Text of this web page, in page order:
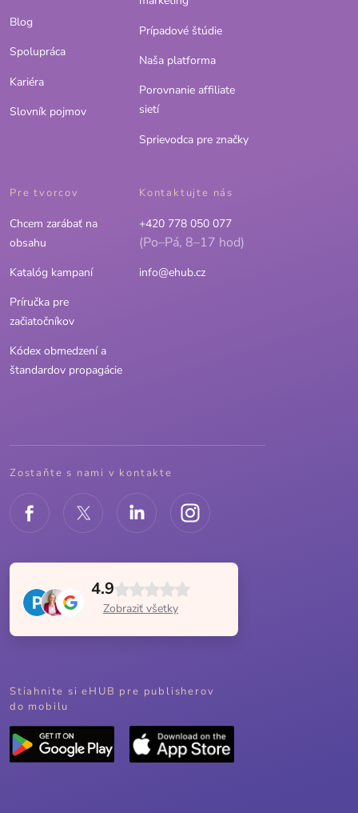
Blog
Spolupráca
Kariéra
Slovník pojmov
Prípadové štúdie
Naša platforma
Porovnanie affiliate
sietí
Sprievodca pre značky
Pre tvorcov
Chcem zarábať na
obsahu
Katalóg kampaní
Príručka pre
začiatočníkov
Kódex obmedzení a
štandardov propagácie
Kontaktujte nás
+420 778 050 077
(Po–Pá, 8–17 hod)
info@ehub.cz
Zostaňte s nami v kontakte
4.9
Zobraziť všetky
Stiahnite si eHUB pre publisherov
do mobilu